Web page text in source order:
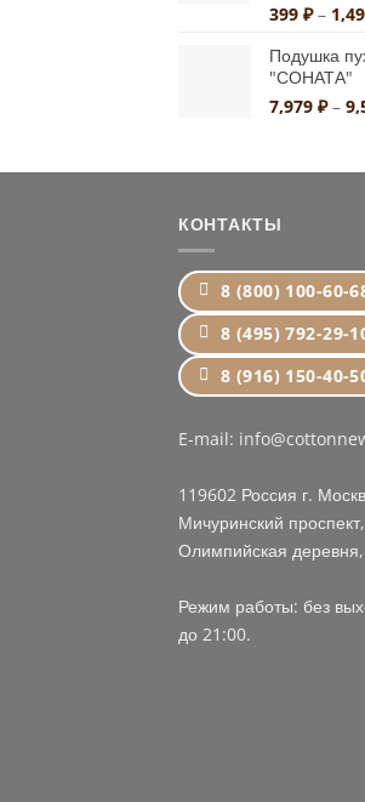
399 ₽ –
Подушка
"СОНАТА"
7,979 ₽ –
КОНТАКТЫ
8 (800) 100-60-
8 (495) 792-29-
8 (916) 150-40-
E-mail:
119602 Россия г.
Мичуринский проспект,
Олимпийская
Режим работы: без
до 21:00.